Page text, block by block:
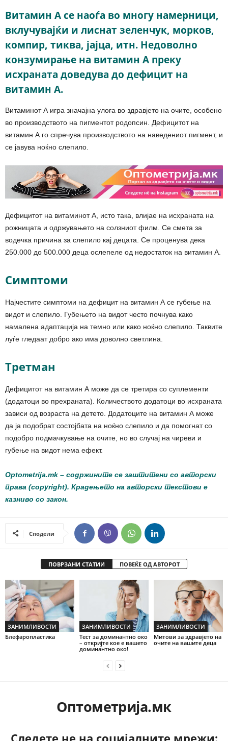
Витамин А се наоѓа во многу намерници,
вклучувајќи и лиснат зеленчук, морков,
компир, тиква, јајца, итн. Недоволно
конзумирање на витамин А преку
исхраната доведува до дефицит на
витамин А.
Витаминот А игра значајна улога во здравјето на очите, особено
во производството на пигментот родопсин. Дефицитот на
витамин А го спречува производството на наведениот пигмент, и
се јавува ноќно слепило.
Дефицитот на витаминот А, исто така, влијае на исхраната на
рожницата и одржувањето на солзниот филм. Се смета за
водечка причина за слепило кај децата. Се проценува дека
250.000 до 500.000 деца ослепеле од недостаток на витамин А.
Симптоми
Најчестите симптоми на дефицит на витамин А се губење на
видот и слепило. Губењето на видот често почнува како
намалена адаптација на темно или како ноќно слепило. Таквите
луѓе гледаат добро ако има доволно светлина.
Третман
Дефицитот на витамин А може да се третира со суплементи
(додатоци во прехраната). Количеството додатоци во исхраната
зависи од возраста на детето. Додатоците на витамин А може
да ја подобрат состојбата на ноќно слепило и да помогнат со
подобро подмачкување на очите, но во случај на чиреви и
губење на видот нема ефект.
Optometrija.mk – содржините се заштитени со авторски
права (copyright). Крадењето на авторски текстови е
казниво со закон.
Сподели
ПОВРЗАНИ СТАТИИ ПОВЕЌЕ ОД АВТОРОТ
ЗАНИМЛИВОСТИ
Блефаропластика
ЗАНИМЛИВОСТИ
Тест за доминантно око
– откријте кое е вашето
доминантно око!
ЗАНИМЛИВОСТИ
Митови за здравјето на
очите на вашите деца
Оптометрија.мк
Следете не на социјалните мрежи: